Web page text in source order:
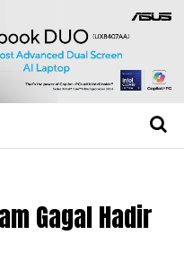
Gagal Hadir